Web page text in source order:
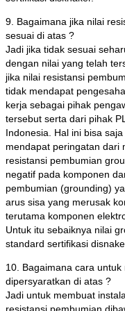
9. Bagaimana jika nilai
sesuai di atas ?
Jadi jika tidak sesuai
dengan nilai yang telah
jika nilai resistansi
tidak mendapat
kerja sebagai pihak
tersebut serta dari pihak
Indonesia. Hal ini bisa
mendapat peringatan dari
resistansi pembumian
negatif pada komponen
pembumian (grounding)
arus sisa yang merusak
terutama komponen
Untuk itu sebaiknya nilai
standard sertifikasi
10. Bagaimana cara
dipersyaratkan di atas ?
Jadi untuk membuat